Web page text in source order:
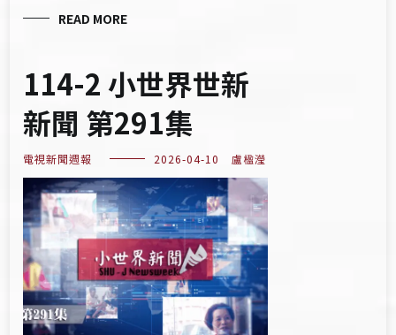
READ MORE
114-2 小世界世新
新聞 第291集
電視新聞週報 2026-04-10 盧楹瀅